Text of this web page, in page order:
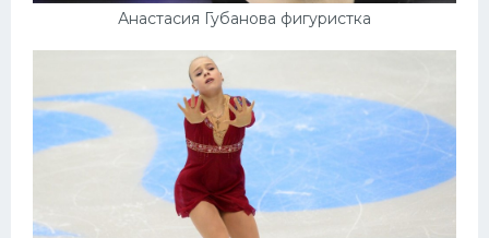
Анастасия Губанова фигуристка